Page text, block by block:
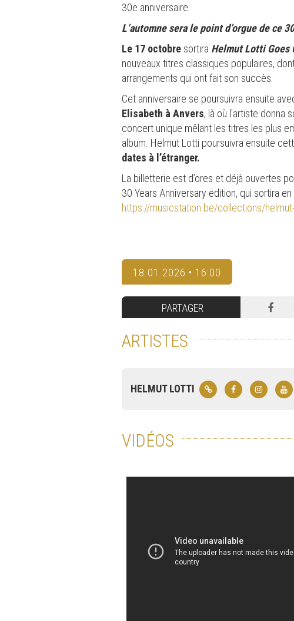
30e anniversaire.
L’automne sera le point d’orgue de ce
Le 17 octobre sortira Helmut Lotti Goes
nouveaux titres classiques populaires,
arrangements qui ont fait son succès.
Cet anniversaire se poursuivra ensuite
Elisabeth à Anvers, là où l'artiste donna
concert unique mêlant les titres les plus
album. Helmut Lotti poursuivra ensuite
dates à l’étranger.
La billetterie est d’ores et déjà ouvertes
30 Years Anniversary edition, qui sortira
https://musicstation.be/collections/
18.01.2026 • 16:00
PARTAGER
ARTISTES
HELMUT LOTTI
VIDÉOS